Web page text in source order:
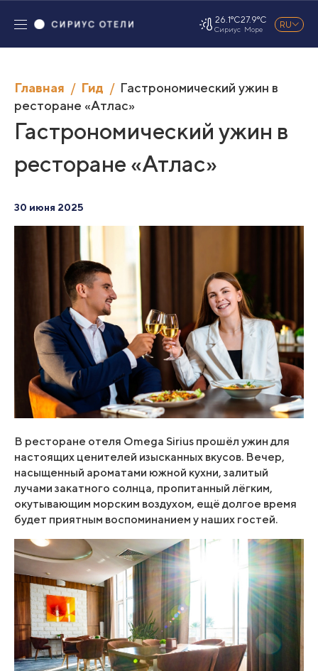
26.1°C
Сириус
27.9°C
Море RU
Главная Гид
Гастрономический ужин в
ресторане «Атлас»
Гастрономический ужин в
ресторане «Атлас»
30 июня 2025
В ресторане отеля Omega Sirius прошёл ужин для
настоящих ценителей изысканных вкусов. Вечер,
насыщенный ароматами южной кухни, залитый
лучами закатного солнца, пропитанный лёгким,
окутывающим морским воздухом, ещё долгое время
будет приятным воспоминанием у наших гостей.